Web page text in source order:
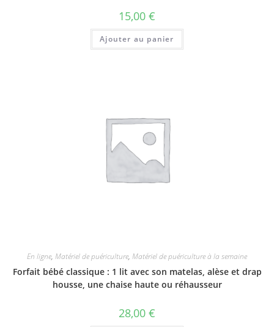
15,00 €
Ajouter au panier
En ligne, Matériel de puériculture, Matériel de puériculture à la semaine
Forfait bébé classique : 1 lit avec son matelas, alèse et drap
housse, une chaise haute ou réhausseur
28,00 €